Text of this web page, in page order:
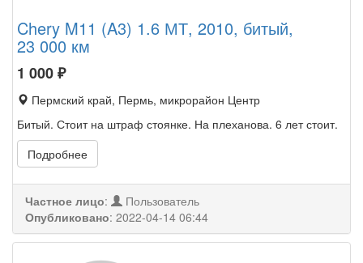
Chery M11 (A3) 1.6 МТ, 2010, битый,
23 000 км
1 000₽
Пермский край, Пермь, микрорайон Центр
Битый. Стоит на штраф стоянке. На плеханова. 6 лет стоит.
Подробнее
Частное лицо:
Пользователь
Опубликовано: 2022-04-14 06:44